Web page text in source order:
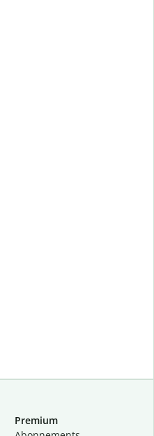
Premium